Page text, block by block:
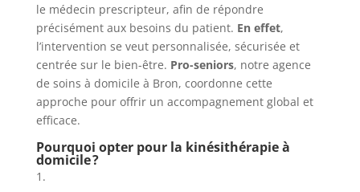
le médecin prescripteur, afin de répondre
précisément aux besoins du patient. En effet,
l’intervention se veut personnalisée, sécurisée et
centrée sur le bien-être. Pro-seniors, notre agence
de soins à domicile à Bron, coordonne cette
approche pour offrir un accompagnement global et
efficace.
Pourquoi opter pour la kinésithérapie à
domicile ?